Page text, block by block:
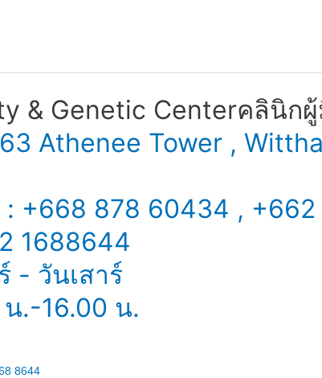
& Genetic Center​ คลินิก
Athenee Tower ,
: +668 878 60434 ,
1688644
- วันเสาร์
น.-16.00 น.
8644